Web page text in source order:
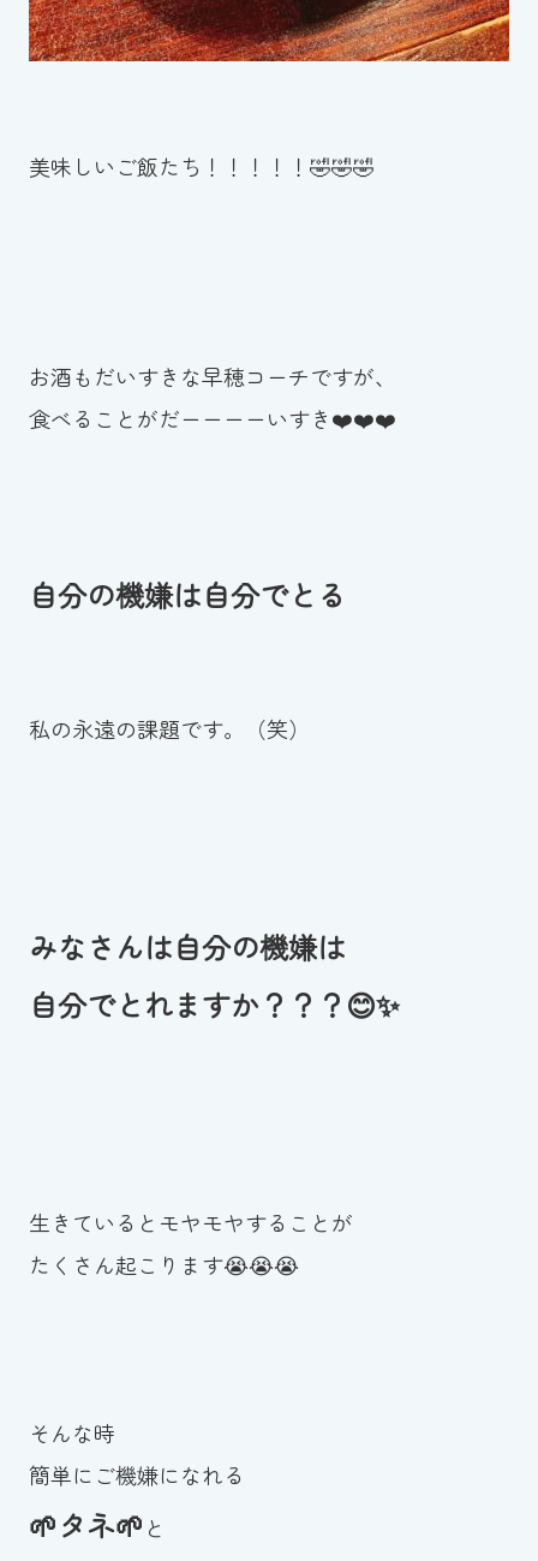
美味しいご飯たち！！！！！🤣🤣🤣
お酒もだいすきな早穂コーチですが、
食べることがだーーーーいすき❤️❤️❤️
自分の機嫌は自分でとる
私の永遠の課題です。（笑）
みなさんは自分の機嫌は
自分でとれますか？？？😊✨
生きているとモヤモヤすることが
たくさん起こります😭😭😭
そんな時
簡単にご機嫌になれる
🌱タネ🌱 と